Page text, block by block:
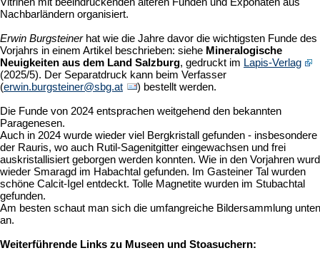
Nachbarländern organisiert.
Erwin Burgsteinerhat wie die Jahre davor die wichtigsten Funde des
Vorjahrs in einem Artikel beschrieben: siehe Mineralogische
Neuigkeiten aus dem Land Salzburg, gedruckt im Lapis-Verlag
(2025/5). Der Separatdruck kann beim Verfasser
(erwin.burgsteiner@sbg.at
) bestellt werden.
Die Funde von 2024 entsprachen weitgehend den bekannten
Paragenesen.
Auch in 2024 wurde wieder viel Bergkristall gefunden - insbesondere
der Rauris, wo auch Rutil-Sagenitgitter eingewachsen und frei
auskristallisiert geborgen werden konnten. Wie in den Vorjahren
wieder Smaragd im Habachtal gefunden. Im Gasteiner Tal wurden
schöne Calcit-Igel entdeckt. Tolle Magnetite wurden im Stubachtal
gefunden.
Am besten schaut man sich die umfangreiche Bildersammlung unten
an.
Weiterführende Links zu Museen und Stoasuchern: